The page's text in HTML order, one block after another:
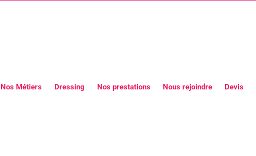
Nos Métiers Dressing Nos prestations Nous rejoindre Devis